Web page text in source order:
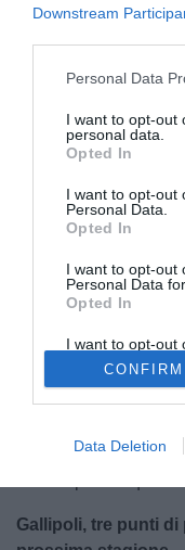
Downstream
Personal Data
I want to opt-out
personal data.
Opted In
I want to opt-out
Personal Data.
Opted In
I want to opt-out
Personal Data
Opted In
I want to opt-out
Retention, Sale,
Personal Data
Purposes for
Opted Out
CONFIRM
Data Deletion
arrivata al termine
i conti anche con
concluso il loro
27 punti in 36
Promozione. Una
panchina. Una
Gallipoli, tre punti